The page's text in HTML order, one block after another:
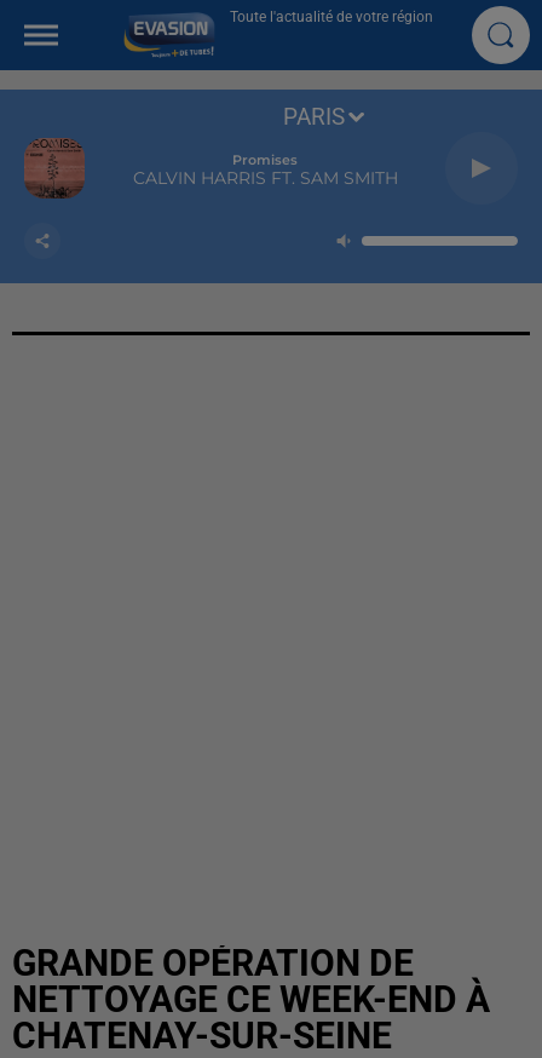
Toute l'actualité de votre région
Promises
CALVIN HARRIS FT. SAM SMITH
PARIS
GRANDE OPÉRATION DE
NETTOYAGE CE WEEK-END À
CHATENAY-SUR-SEINE